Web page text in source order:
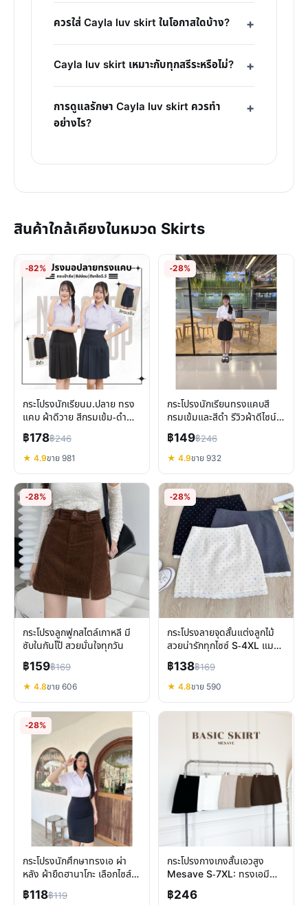
ควรใส่ Cayla luv skirt ในโอกาสใดบ้าง?
Cayla luv skirt เหมาะกับทุกสรีระหรือไม่?
การดูแลรักษา Cayla luv skirt ควรทำ
อย่างไร?
สินค้าใกล้เคียงในหมวด Skirts
-82%
กระโปรงนักเรียนม.ปลาย ทรง
แคบ ผ้าดีวาย สีกรมเข้ม-ดำ
ทนทาน ใส่สบาย
฿178฿246
★ 4.9ขาย 981
-28%
กระโปรงนักเรียนทรงแคบสี
กรมเข้มและสีดำ รีวิวผ้าดีไซน์
ทันสมัย
฿149฿246
★ 4.9ขาย 932
-28%
กระโปรงลูกฟูกสไตล์เกาหลี มี
ซับในกันโป๊ สวยมั่นใจทุกวัน
฿159฿169
★ 4.8ขาย 606
-28%
กระโปรงลายจุดสั้นแต่งลูกไม้
สวยน่ารักทุกไซซ์ S-4XL แมทช์
ง่าย
฿138฿169
★ 4.8ขาย 590
-28%
กระโปรงนักศึกษาทรงเอ ผ่า
หลัง ผ้ายืดฮานาโกะ เลือกไซส์
ง่าย ใส่สบายตลอดวัน
฿118฿119
กระโปรงกางเกงสั้นเอวสูง
Mesave S-7XL: ทรงเอมี
ซับใน สวยมั่นใจทุกโอกาส
฿246